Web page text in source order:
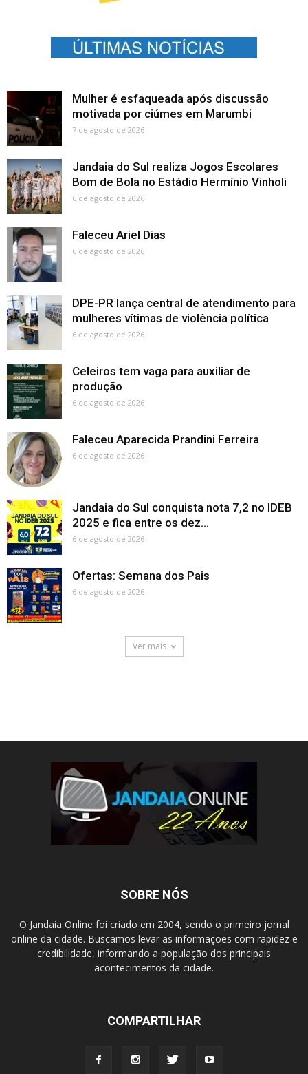
Mulher é esfaqueada após discussão
motivada por ciúmes em Marumbi
7 de agosto de 2026
Jandaia do Sul realiza Jogos Escolares
Bom de Bola no Estádio Hermínio Vinholi
6 de agosto de 2026
Faleceu Ariel Dias
6 de agosto de 2026
DPE-PR lança central de atendimento para
mulheres vítimas de violência política
6 de agosto de 2026
Celeiros tem vaga para auxiliar de
produção
6 de agosto de 2026
Faleceu Aparecida Prandini Ferreira
6 de agosto de 2026
Jandaia do Sul conquista nota 7,2 no IDEB
2025 e fica entre os dez...
6 de agosto de 2026
Ofertas: Semana dos Pais
6 de agosto de 2026
Ver mais
SOBRE NÓS
O Jandaia Online foi criado em 2004, sendo o primeiro jornal
online da cidade. Buscamos levar as informações com rapidez e
credibilidade, informando a população dos principais
acontecimentos da cidade.
COMPARTILHAR